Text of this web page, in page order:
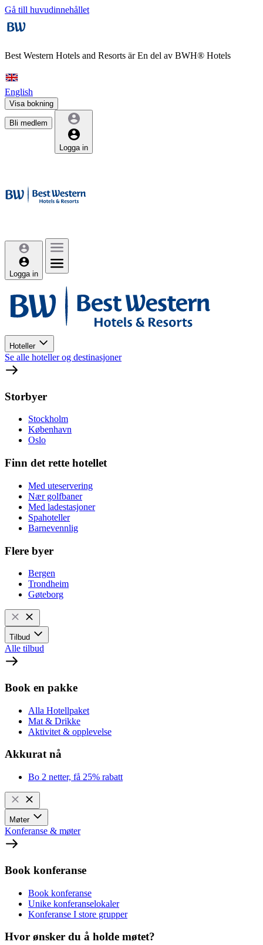
Gå till huvudinnehållet
Best Western Hotels and Resorts ärEn del av BWH® Hotels
English
Visa bokning
Bli medlem
Logga in
Logga in
Hoteller
Se alle hoteller og destinasjoner
Storbyer
Stockholm
København
Oslo
Finn det rette hotellet
Med uteservering
Nær golfbaner
Med ladestasjoner
Spahoteller
Barnevennlig
Flere byer
Bergen
Trondheim
Gøteborg
Tilbud
Alle tilbud
Book en pakke
Alla Hotellpaket
Mat & Drikke
Aktivitet & opplevelse
Akkurat nå
Bo 2 netter, få 25% rabatt
Møter
Konferanse & møter
Book konferanse
Book konferanse
Unike konferanselokaler
Konferanse I store grupper
Hvor ønsker du å holde møtet?